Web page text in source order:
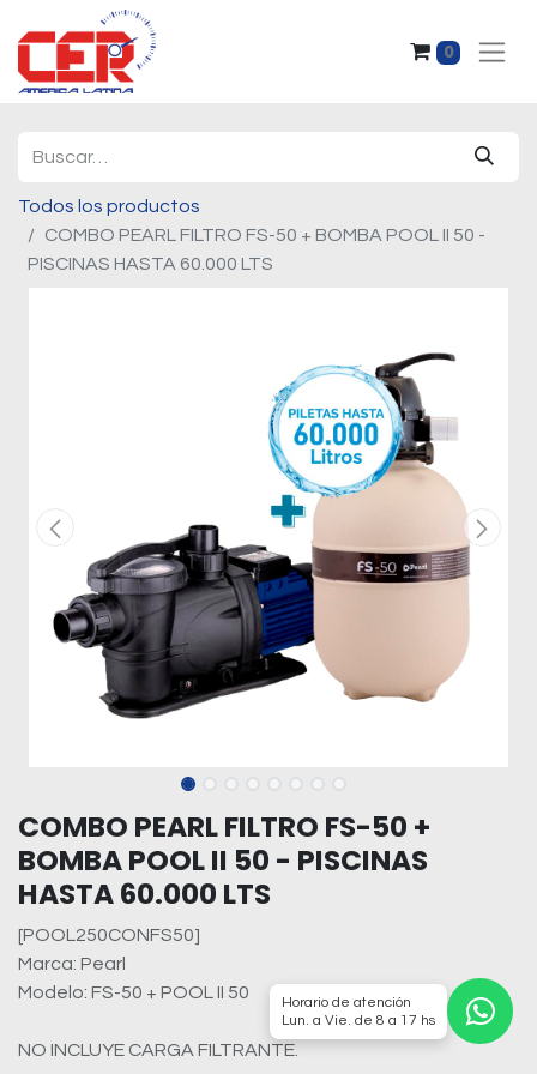
0
Todos los productos
COMBO PEARL FILTRO FS-50 + BOMBA POOL II 50 -
PISCINAS HASTA 60.000 LTS
COMBO PEARL FILTRO FS-50 +
BOMBA POOL II 50 - PISCINAS
HASTA 60.000 LTS
[POOL250CONFS50]
Marca: Pearl
Modelo: FS-50 + POOL II 50
NO INCLUYE CARGA FILTRANTE.
Horario de atención
Lun. a Vie. de 8 a 17 hs